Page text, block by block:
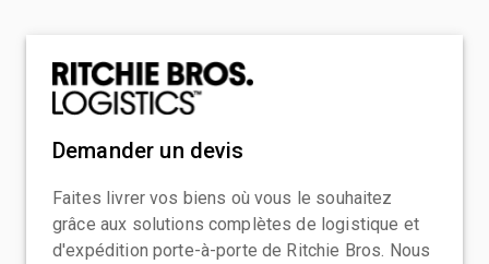
Demander un devis
Faites livrer vos biens où vous le souhaitez
grâce aux solutions complètes de logistique et
d'expédition porte-à-porte de Ritchie Bros. Nous